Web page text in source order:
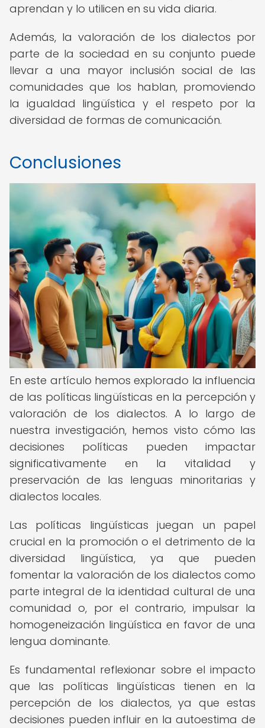
aprendan y lo utilicen en su vida diaria.
Además, la valoración de los dialectos por
parte de la sociedad en su conjunto puede
llevar a una mayor inclusión social de las
comunidades que los hablan, promoviendo
la igualdad lingüística y el respeto por la
diversidad de formas de comunicación.
Conclusiones
En este artículo hemos explorado la influencia
de las políticas lingüísticas en la percepción y
valoración de los dialectos. A lo largo de
nuestra investigación, hemos visto cómo las
decisiones políticas pueden impactar
significativamente en la vitalidad y
preservación de las lenguas minoritarias y
dialectos locales.
Las políticas lingüísticas juegan un papel
crucial en la promoción o el detrimento de la
diversidad lingüística, ya que pueden
fomentar la valoración de los dialectos como
parte integral de la identidad cultural de una
comunidad o, por el contrario, impulsar la
homogeneización lingüística en favor de una
lengua dominante.
Es fundamental reflexionar sobre el impacto
que las políticas lingüísticas tienen en la
percepción de los dialectos, ya que estas
decisiones pueden influir en la autoestima de